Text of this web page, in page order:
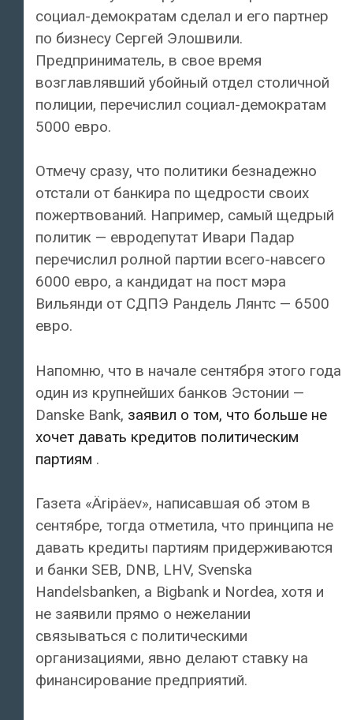
социал-демократам сделал и его партнер
по бизнесу Сергей Элошвили.
Предприниматель, в свое время
возглавлявший убойный отдел столичной
полиции, перечислил социал-демократам
5000 евро.
Отмечу сразу, что политики безнадежно
отстали от банкира по щедрости своих
пожертвований. Например, самый щедрый
политик — евродепутат Ивари Падар
перечислил ролной партии всего-навсего
6000 евро, а кандидат на пост мэра
Вильянди от СДПЭ Рандель Лянтс — 6500
евро.
Напомню, что в начале сентября этого года
один из крупнейших банков Эстонии —
Danske Bank, заявил о том, что больше не
хочет давать кредитов политическим
партиям .
Газета «Äripäev», написавшая об этом в
сентябре, тогда отметила, что принципа не
давать кредиты партиям придерживаются
и банки SEB, DNB, LHV, Svenska
Handelsbanken, а Bigbank и Nordea, хотя и
не заявили прямо о нежелании
связываться с политическими
организациями, явно делают ставку на
финансирование предприятий.